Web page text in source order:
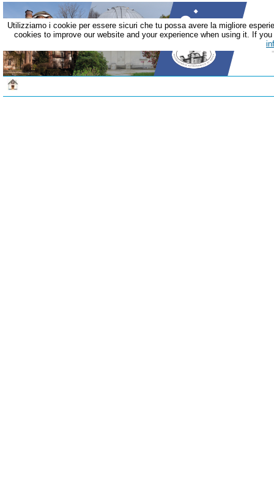
Utilizziamo i cookie per essere sicuri che tu possa avere la migliore
cookies to improve our website and your experience when using it. If